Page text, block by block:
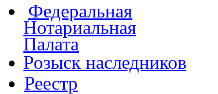
Федеральная
Нотариальная
Палата
Розыск наследников
Реестр